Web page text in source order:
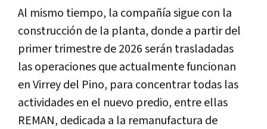
Al mismo tiempo, la compañía sigue con la
construcción de la planta, donde a partir del
primer trimestre de 2026 serán trasladadas
las operaciones que actualmente funcionan
en Virrey del Pino, para concentrar todas las
actividades en el nuevo predio, entre ellas
REMAN, dedicada a la remanufactura de